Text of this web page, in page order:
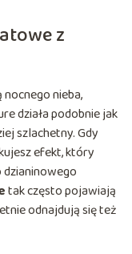
z
nieba,
działa podobnie jak
szlachetny. Gdy
efekt, który
dzianinowego
tak często pojawiają
odnajdują się też